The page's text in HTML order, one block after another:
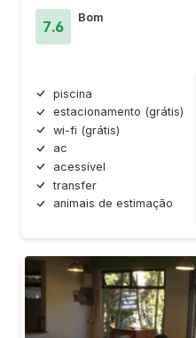
7.6
Bom
piscina
estacionamento (grátis)
wi-fi (grátis)
ac
acessível
transfer
animais de estimação